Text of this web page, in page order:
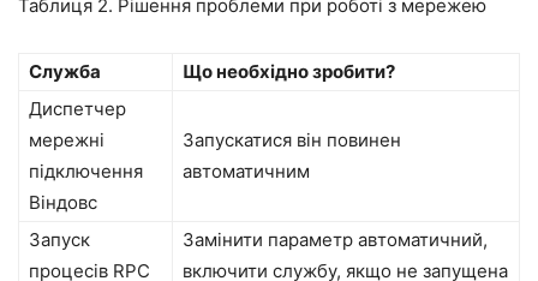
Таблиця 2. Рішення проблеми при роботі з мережею
Служба
Що необхідно зробити?
Диспетчер
мережні
підключення
Віндовс
Запускатися він повинен
автоматичним
Запуск
процесів RPC
Замінити параметр автоматичний,
включити службу, якщо не запущена